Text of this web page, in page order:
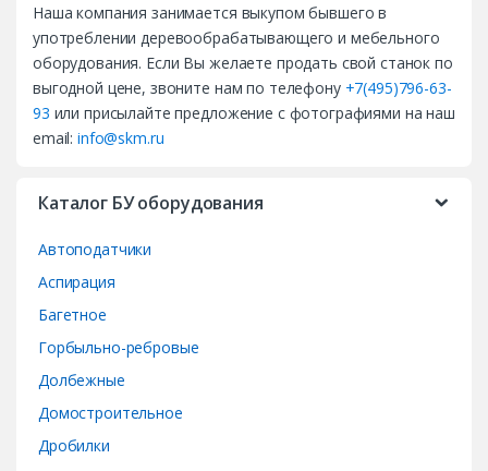
Наша компания занимается выкупом бывшего в
употреблении деревообрабатывающего и мебельного
оборудования. Если Вы желаете продать свой станок по
выгодной цене, звоните нам по телефону +7(495)796-63-
93 или присылайте предложение с фотографиями на наш
email:info@skm.ru
Каталог БУ оборудования
Автоподатчики
Аспирация
Багетное
Горбыльно-ребровые
Долбежные
Домостроительное
Дробилки